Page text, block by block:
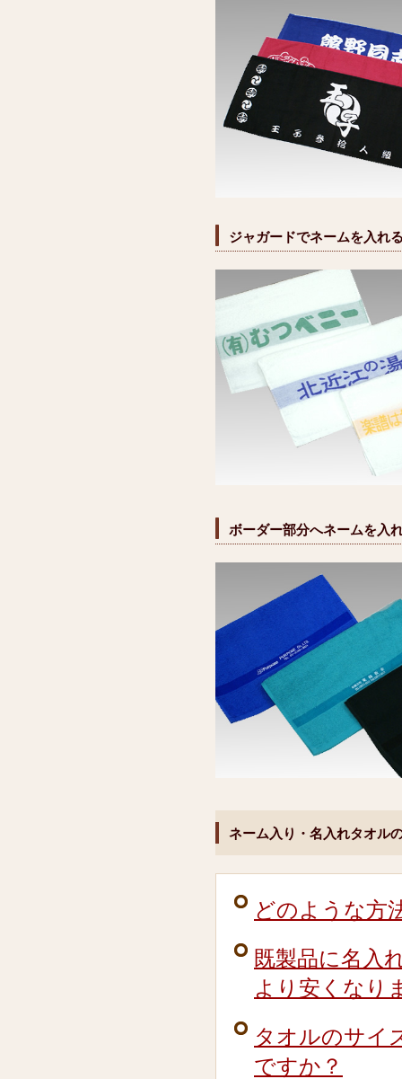
ジャガードでネームを入れ
ボーダー部分へネームを入
ネーム入り・名入れタオル
どのような方
既製品に名入
より安くなり
タオルのサイ
ですか？